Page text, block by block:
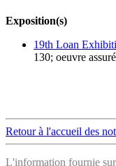
Exposition(s)
19th Loan
130; oeuvre
Retour à l'accueil des
L'information fournie sur